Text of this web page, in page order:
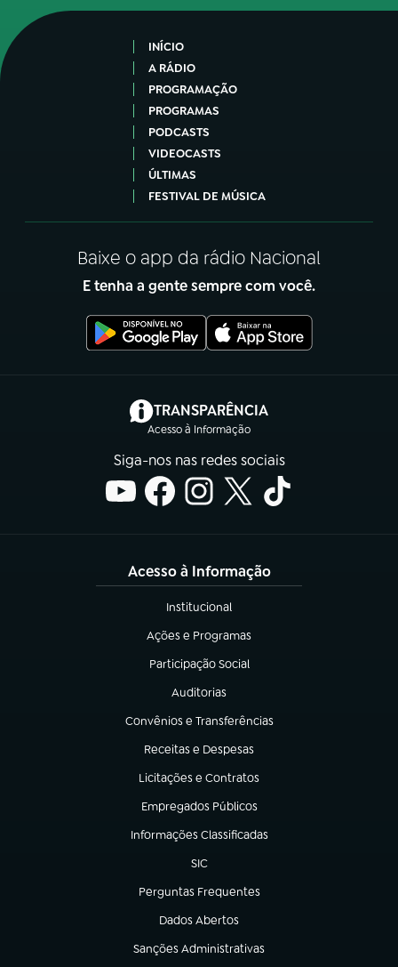
INÍCIO
A RÁDIO
PROGRAMAÇÃO
PROGRAMAS
PODCASTS
VIDEOCASTS
ÚLTIMAS
FESTIVAL DE MÚSICA
Baixe o app da rádio Nacional
E tenha a gente sempre com você.
TRANSPARÊNCIA
Acesso à Informação
(abre em nova aba)
Siga-nos nas redes sociais
Acesso à Informação
Institucional
(abre em nova aba)
Ações e Programas
(abre em nova aba)
Participação Social
(abre em nova aba)
Auditorias
(abre em nova aba)
Convênios e Transferências
(abre em nova aba)
Receitas e Despesas
(abre em nova aba)
Licitações e Contratos
(abre em nova aba)
Empregados Públicos
(abre em nova aba)
Informações Classificadas
(abre em nova aba)
SIC
(abre em nova aba)
Perguntas Frequentes
(abre em nova aba)
Dados Abertos
(abre em nova aba)
Sanções Administrativas
(abre em nova aba)